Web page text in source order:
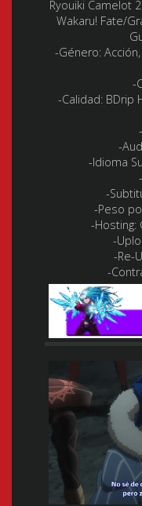
Ryouiki Camelot
Wakaru! Fate/
-Género:
-
-Calidad: BDrip
-
-Idioma
-
-Peso
-Hosting:
-
-Re-
-